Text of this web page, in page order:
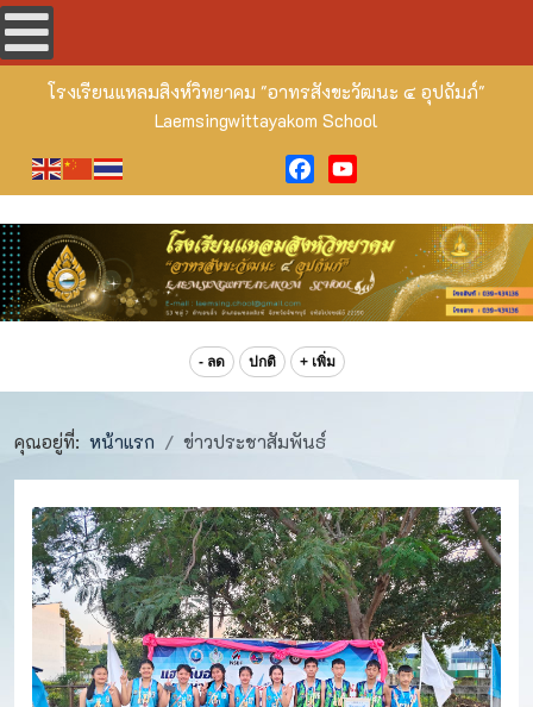
โรงเรียนแหลมสิงห์วิทยาคม "อาทรสังขะวัฒนะ ๔ อุปถัมภ์"
Laemsingwittayakom School
FacebookYouTube
- ลด ปกติ + เพิ่ม
คุณอยู่ที่: หน้าแรก ข่าวประชาสัมพันธ์